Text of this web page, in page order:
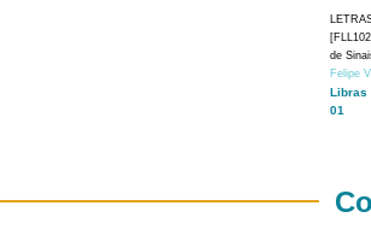
de
Felipe
Libras
01